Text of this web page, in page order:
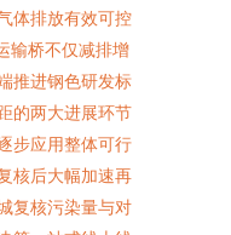
体排放有效可控
输桥不仅减排增
推进钢色研发标
的两大进展环节
步应用整体可行
核后大幅加速再
复核污染量与对